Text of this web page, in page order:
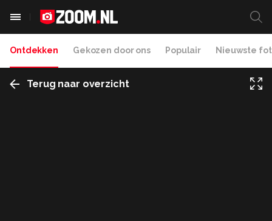
Ontdekken Gekozen door ons Populair Nieuwste
Terug naar overzicht